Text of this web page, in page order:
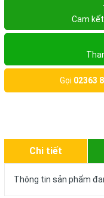
Cam
Gọi 02363
Chi tiết
Thông tin sản phẩm